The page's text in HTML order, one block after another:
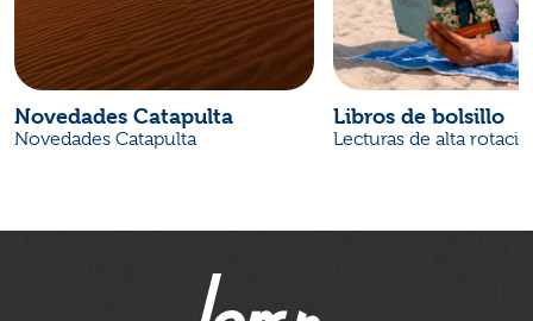
Novedades Catapulta
Novedades Catapulta
Libros de bolsillo
Lecturas de alta